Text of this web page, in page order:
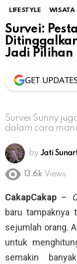
LIFESTYLE WISATA
Survei:
Jadi Pilihan
GET
Survei Sunny
dalam cara
by Jati
13.6k Views
CakapCakap –
baru tampaknya
sejumlah orang.
untuk
semakin